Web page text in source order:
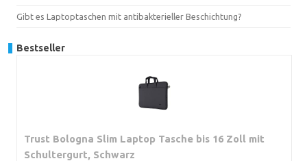
Gibt es Laptoptaschen mit antibakterieller Beschichtung?
Bestseller
Trust Bologna Slim Laptop Tasche bis 16 Zoll mit
Schultergurt, Schwarz